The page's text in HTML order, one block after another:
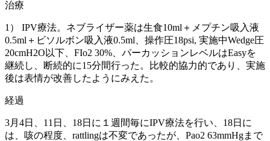
治療
1） IPV療法。ネブライザー薬は生食10ml＋メプチン吸入液
0.5ml＋ビソルボン吸入液0.5ml、操作圧18psi, 実施中Wedge圧
20cmH2O以下、FIo2 30%、パーカッションレベルはEasyを
継続し、断続的に15分間行った。比較的協力的であり、実施
後は表情が改善したようにみえた。
経過
3月4日、11日、18日に１週間毎にIPV療法を行い、18日に
は、咳の程度、rattlingは不変であったが、Pao2 63mmHgまで